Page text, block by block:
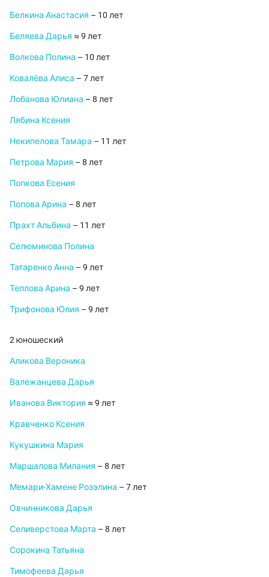
Белкина Анастасия – 10 лет
Беляева Дарья ≈ 9 лет
Волкова Полина – 10 лет
Ковалёва Алиса – 7 лет
Лобанова Юлиана – 8 лет
Лябина Ксения
Некипелова Тамара – 11 лет
Петрова Мария – 8 лет
Попкова Есения
Попова Арина – 8 лет
Прахт Альбина – 11 лет
Селюминова Полина
Татаренко Анна – 9 лет
Теплова Арина – 9 лет
Трифонова Юлия – 9 лет
2 юношеский
Аликова Вероника
Валежанцева Дарья
Иванова Виктория ≈ 9 лет
Кравченко Ксения
Кукушкина Мария
Маршалова Милания – 8 лет
Мемари-Хамене Розэлина – 7 лет
Овчинникова Дарья
Селиверстова Марта – 8 лет
Сорокина Татьяна
Тимофеева Дарья